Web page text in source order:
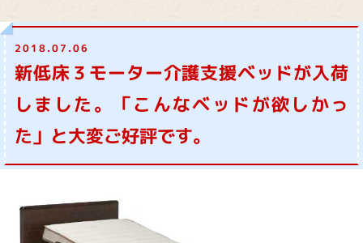
2018.07.06
新低床３モーター介護支援ベッドが入荷
しました。「こんなベッドが欲しかっ
た」と大変ご好評です。